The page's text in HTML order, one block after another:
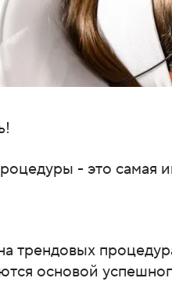
- это самая
трендовых
основой